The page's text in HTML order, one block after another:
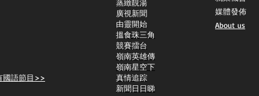
國語節目>>
蒸緻靚湯
​廣視新聞
由靈開始
搵食珠三角
競賽擂台
嶺南英雄傳
嶺南星空下
真情追踪
新聞日日睇
媒體發佈
About us